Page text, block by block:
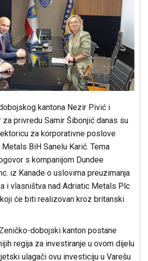
kantona Nezir Pivić i
privredu Samir Šibonjić danas su
za korporativne poslove
BiH Sanelu Karić. Tema
s kompanijom Dundee
iz Kanade o uslovima preuzimanja
i vlasništva nad Adriatic Metals Plc
će biti realizovan kroz britanski
dobojski kanton postane
regija za investiranje u ovom dijelu
ulagači ovu investiciju u Varešu